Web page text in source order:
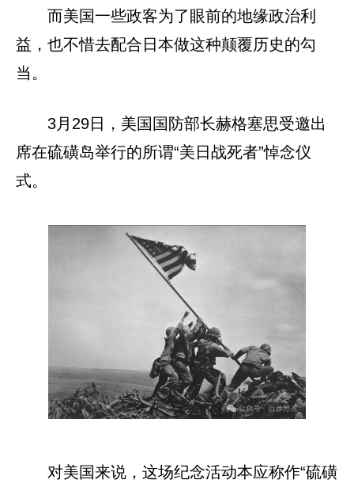
而美国一些政客为了眼前的地缘政治利
益，也不惜去配合日本做这种颠覆历史的勾
当。
3月29日，美国国防部长赫格塞思受邀出
席在硫磺岛举行的所谓“美日战死者”悼念仪
式。
对美国来说，这场纪念活动本应称作“硫磺